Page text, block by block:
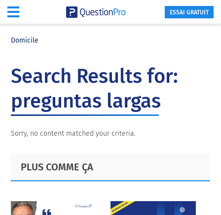
ESSAI GRATUIT
Domicile
Search Results for:
preguntas largas
Sorry, no content matched your criteria.
Primary
Sidebar
Footer
PLUS COMME ÇA